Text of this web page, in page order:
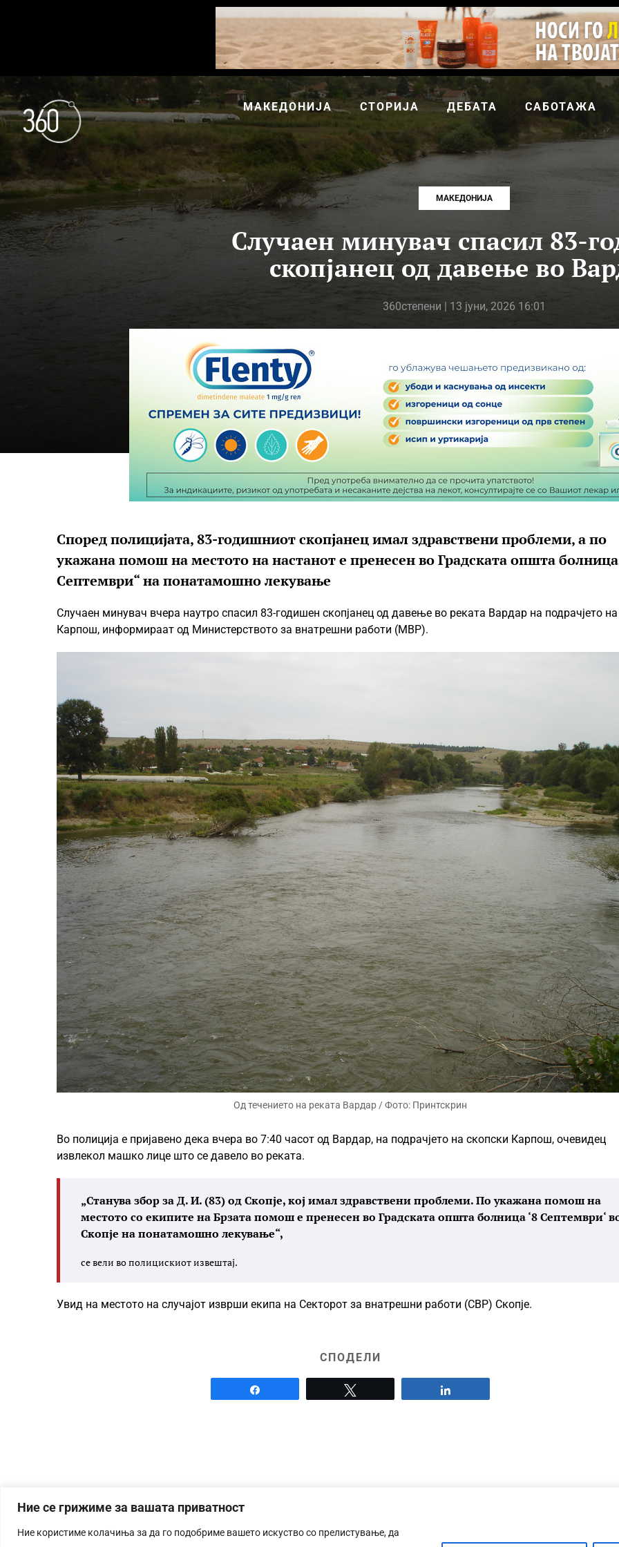
Ние се грижиме за вашата приватност
Ние користиме колачиња за да го подобриме вашето искуство со прелистување, да
МАКЕДОНИЈА СТОРИЈА ДЕБАТА САБОТАЖА
МАКЕДОНИЈА
Случаен минувач спасил 83-
скопјанец од давење во
360степени | 13 јуни, 2026 16:01
Според полицијата, 83-годишниот скопјанец имал здравствени проблеми, а по
укажана помош на местото на настанот е пренесен во Градската општа болница
Септември“ на понатамошно лекување
Случаен минувач вчера наутро спасил 83-годишен скопјанец од давење во реката Вардар на подрачјето на
Карпош, информираат од Министерството за внатрешни работи (МВР).
Од течението на реката Вардар / Фото: Принтскрин
Во полиција е пријавено дека вчера во 7:40 часот од Вардар, на подрачјето на скопски Карпош, очевидец
извлекол машко лице што се давело во реката.
„Станува збор за Д. И. (83) од Скопје, кој имал здравствени проблеми. По укажана помош на
местото со екипите на Брзата помош е пренесен во Градската општа болница ‘8 Септември‘
Скопје на понатамошно лекување“,
се вели во полицискиот извештај.
Увид на местото на случајот изврши екипа на Секторот за внатрешни работи (СВР) Скопје.
СПОДЕЛИ